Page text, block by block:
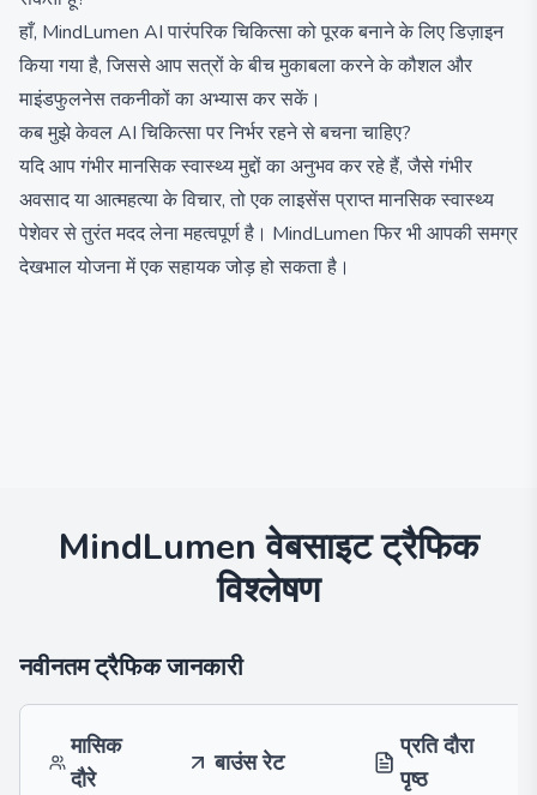
हाँ, MindLumen AI पारंपरिक चिकित्सा को पूरक बनाने के लिए डिज़ाइन
किया गया है, जिससे आप सत्रों के बीच मुकाबला करने के कौशल और
माइंडफुलनेस तकनीकों का अभ्यास कर सकें।
कब मुझे केवल AI चिकित्सा पर निर्भर रहने से बचना चाहिए?
यदि आप गंभीर मानसिक स्वास्थ्य मुद्दों का अनुभव कर रहे हैं, जैसे गंभीर
अवसाद या आत्महत्या के विचार, तो एक लाइसेंस प्राप्त मानसिक स्वास्थ्य
पेशेवर से तुरंत मदद लेना महत्वपूर्ण है। MindLumen फिर भी आपकी समग्र
देखभाल योजना में एक सहायक जोड़ हो सकता है।
MindLumen वेबसाइट ट्रैफिक
विश्लेषण
नवीनतम ट्रैफिक जानकारी
मासिक
दौरे
बाउंस रेट
प्रति दौरा
पृष्ठ